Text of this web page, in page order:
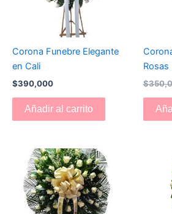
Corona Funebre Elegante
en Cali
$390,000
Añadir al carrito
Rosas
$